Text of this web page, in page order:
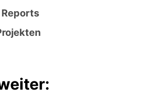
Reports